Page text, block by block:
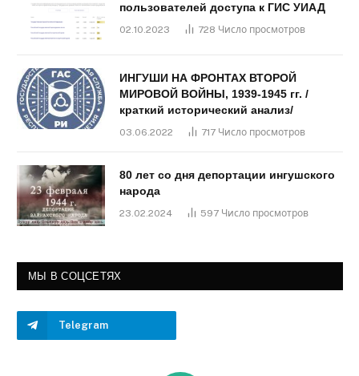
пользователей доступа к ГИС УИАД
02.10.2023 728 Число просмотров
ИНГУШИ НА ФРОНТАХ ВТОРОЙ
МИРОВОЙ ВОЙНЫ, 1939-1945 гг. /
краткий исторический анализ/
03.06.2022 717 Число просмотров
80 лет со дня депортации ингушского
народа
23.02.2024 597 Число просмотров
МЫ В СОЦСЕТЯХ
Telegram